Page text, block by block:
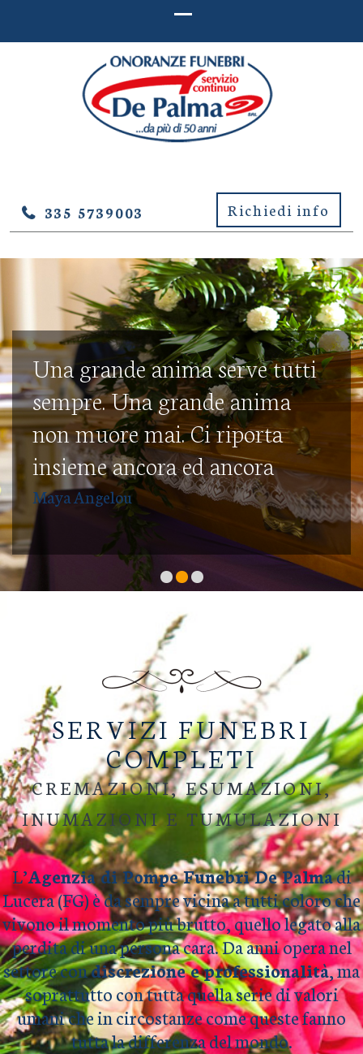
PALMA – LUCERA (FOGGIA)
Richiedi info
335 5739003
Una grande anima serve tutti
sempre. Una grande anima
non muore mai. Ci riporta
insieme ancora ed ancora
Maya Angelou
SERVIZI FUNEBRI
COMPLETI
CREMAZIONI, ESUMAZIONI,
INUMAZIONI E TUMULAZIONI
L’Agenzia di Pompe Funebri De Palmadi
Lucera (FG) è da sempre vicina a tutti coloro che
vivono il momento più brutto, quello legato alla
perdita di una persona cara. Da anni opera nel
settore condiscrezione e professionalità, ma
soprattutto con tutta quella serie di valori
umani che in circostanze come queste fanno
tutta la differenza del mondo.